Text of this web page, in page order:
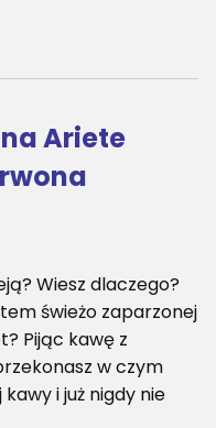
Ariete
Wiesz dlaczego?
świeżo zaparzonej
Pijąc kawę z
w czym
i już nigdy nie